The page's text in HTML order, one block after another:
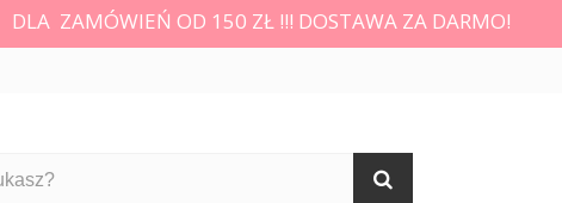
DLA ZAMÓWIEŃ OD 150 ZŁ !!! DOSTAWA ZA DARMO!